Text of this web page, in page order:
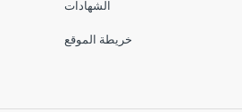
الشهادات
خريطة الموقع